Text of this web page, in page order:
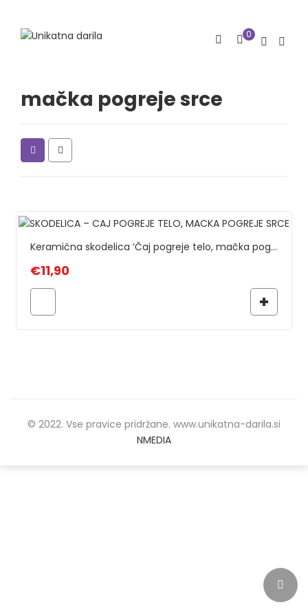
0
mačka pogreje srce
Keramična skodelica ‘Čaj pogreje telo, mačka pogreje srce’
€11,90
© 2022. Vse pravice pridržane. www.unikatna-darila.si
NMEDIA